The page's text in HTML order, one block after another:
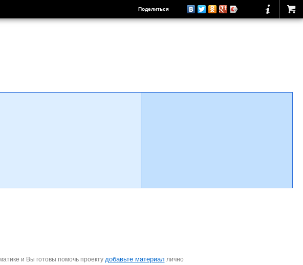
Поделиться
и Вы готовы помочь проекту добавьте материал лично